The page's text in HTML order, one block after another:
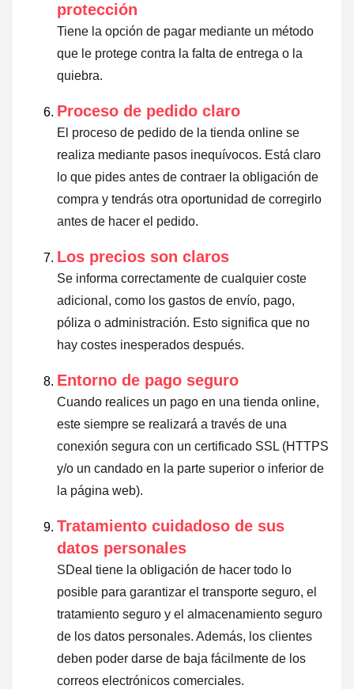
protección
Tiene la opción de pagar mediante un método
que le protege contra la falta de entrega o la
quiebra.
Proceso de pedido claro
El proceso de pedido de la tienda online se
realiza mediante pasos inequívocos. Está claro
lo que pides antes de contraer la obligación de
compra y tendrás otra oportunidad de corregirlo
antes de hacer el pedido.
Los precios son claros
Se informa correctamente de cualquier coste
adicional, como los gastos de envío, pago,
póliza o administración. Esto significa que no
hay costes inesperados después.
Entorno de pago seguro
Cuando realices un pago en una tienda online,
este siempre se realizará a través de una
conexión segura con un certificado SSL (HTTPS
y/o un candado en la parte superior o inferior de
la página web).
Tratamiento cuidadoso de sus
datos personales
SDeal tiene la obligación de hacer todo lo
posible para garantizar el transporte seguro, el
tratamiento seguro y el almacenamiento seguro
de los datos personales. Además, los clientes
deben poder darse de baja fácilmente de los
correos electrónicos comerciales.